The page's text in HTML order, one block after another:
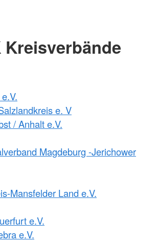
Kreisverbände
e. V
/ Anhalt e.V.
Magdeburg -Jerichower
Mansfelder Land e.V.
e.V.
e.V.